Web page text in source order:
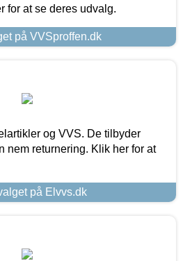
for at se deres udvalg.
på VVSproffen.dk
og VVS. De tilbyder
nem returnering. Klik her for at
på Elvvs.dk